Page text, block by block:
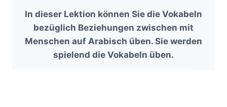
In dieser Lektion können Sie die Vokabeln
bezüglich Beziehungen zwischen mit
Menschen auf Arabisch üben. Sie werden
spielend die Vokabeln üben.